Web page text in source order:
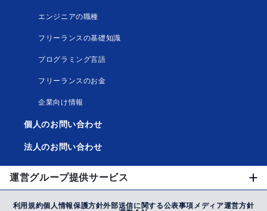
エンジニアの職種
フリーランスの基礎知識
プログラミング言語
フリーランスのお金
企業向け情報
個人のお問い合わせ
法人のお問い合わせ
運営グループ提供サービス
利用規約個人情報保護方針外部送信に関する公表事項メディア運営方針